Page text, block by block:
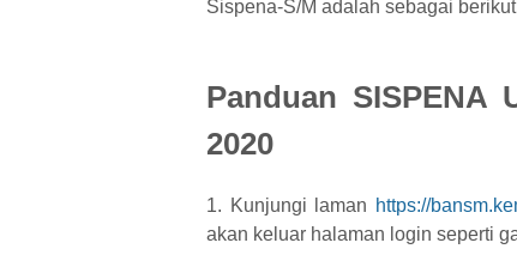
Sispena-S/M adalah sebagai berikut
Panduan SISPENA
2020
1. Kunjungi laman https://
akan keluar halaman login seperti